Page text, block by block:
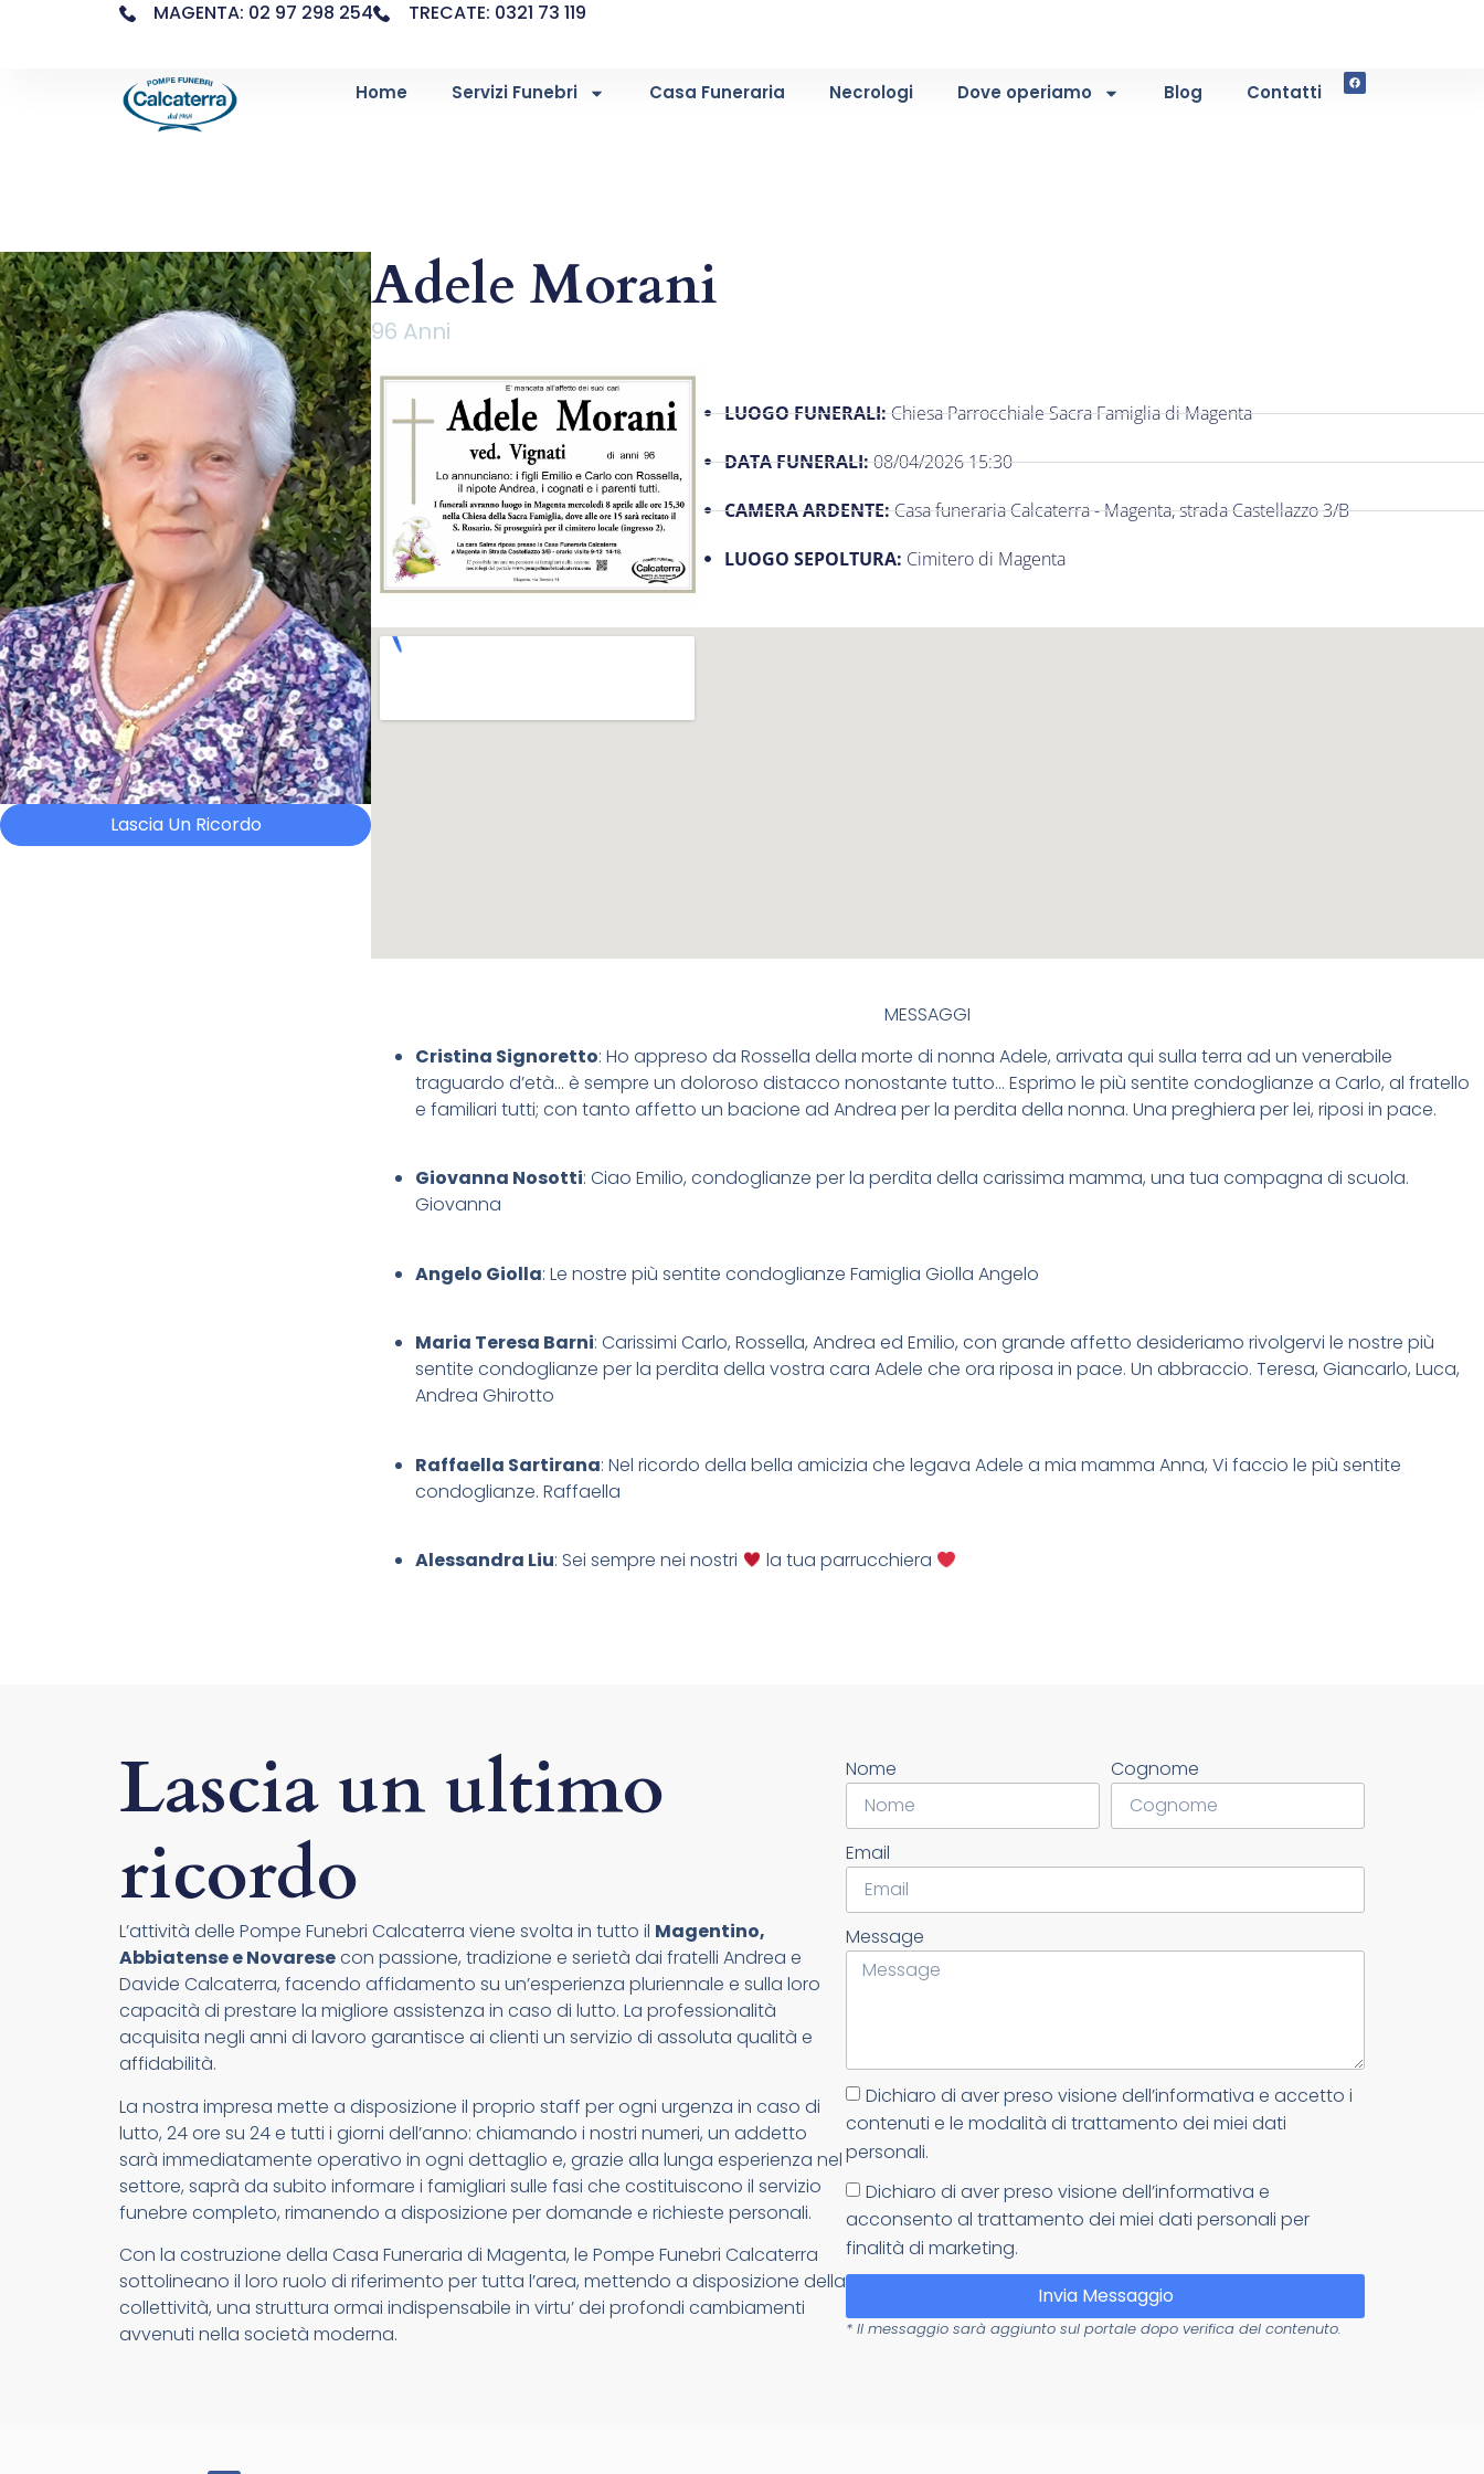
MAGENTA: 02 97 298 254 TRECATE: 0321 73 119
Home Servizi Funebri Casa Funeraria Necrologi Dove operiamo Blog Contatti
Lascia Un Ricordo
Adele Morani
96 Anni
LUOGO FUNERALI:Chiesa Parrocchiale Sacra Famiglia di Magenta
DATA FUNERALI:08/04/2026 15:30
CAMERA ARDENTE:Casa funeraria Calcaterra - Magenta, strada Castellazzo 3/B
LUOGO SEPOLTURA: Cimitero di Magenta
MESSAGGI
Cristina Signoretto: Ho appreso da Rossella della morte di nonna Adele, arrivata qui sulla terra ad un venerabile
traguardo d’età… è sempre un doloroso distacco nonostante tutto… Esprimo le più sentite condoglianze a Carlo, al fratello
e familiari tutti; con tanto affetto un bacione ad Andrea per la perdita della nonna. Una preghiera per lei, riposi in pace.
Giovanna Nosotti: Ciao Emilio, condoglianze per la perdita della carissima mamma, una tua compagna di scuola.
Giovanna
Angelo Giolla: Le nostre più sentite condoglianze Famiglia Giolla Angelo
Maria Teresa Barni: Carissimi Carlo, Rossella, Andrea ed Emilio, con grande affetto desideriamo rivolgervi le nostre più
sentite condoglianze per la perdita della vostra cara Adele che ora riposa in pace. Un abbraccio. Teresa, Giancarlo, Luca,
Andrea Ghirotto
Raffaella Sartirana: Nel ricordo della bella amicizia che legava Adele a mia mamma Anna, Vi faccio le più sentite
condoglianze. Raffaella
Alessandra Liu: Sei sempre nei nostri la tua parrucchiera
Lascia un ultimo
ricordo
L’attività delle Pompe Funebri Calcaterra viene svolta in tutto il Magentino,
Abbiatense e Novaresecon passione, tradizione e serietà dai fratelli Andrea e
Davide Calcaterra, facendo affidamento su un’esperienza pluriennale e sulla loro
capacità di prestare la migliore assistenza in caso di lutto. La professionalità
acquisita negli anni di lavoro garantisce ai clienti un servizio di assoluta qualità e
affidabilità.
La nostra impresa mette a disposizione il proprio staff per ogni urgenza in caso di
lutto, 24 ore su 24 e tutti i giorni dell’anno: chiamando i nostri numeri, un addetto
sarà immediatamente operativo in ogni dettaglio e, grazie alla lunga esperienza nel
settore, saprà da subito informare i famigliari sulle fasi che costituiscono il servizio
funebre completo, rimanendo a disposizione per domande e richieste personali.
Con la costruzione della Casa Funeraria di Magenta, le Pompe Funebri Calcaterra
sottolineano il loro ruolo di riferimento per tutta l’area, mettendo a disposizione della
collettività, una struttura ormai indispensabile in virtu’ dei profondi cambiamenti
avvenuti nella società moderna.
Nome Cognome
Email
Message
Dichiaro di aver preso visione dell’informativa e accetto i
contenuti e le modalità di trattamento dei miei dati
personali.
Dichiaro di aver preso visione dell’informativa e
acconsento al trattamento dei miei dati personali per
finalità di marketing.
Invia Messaggio
* Il messaggio sarà aggiunto sul portale dopo verifica del contenuto.